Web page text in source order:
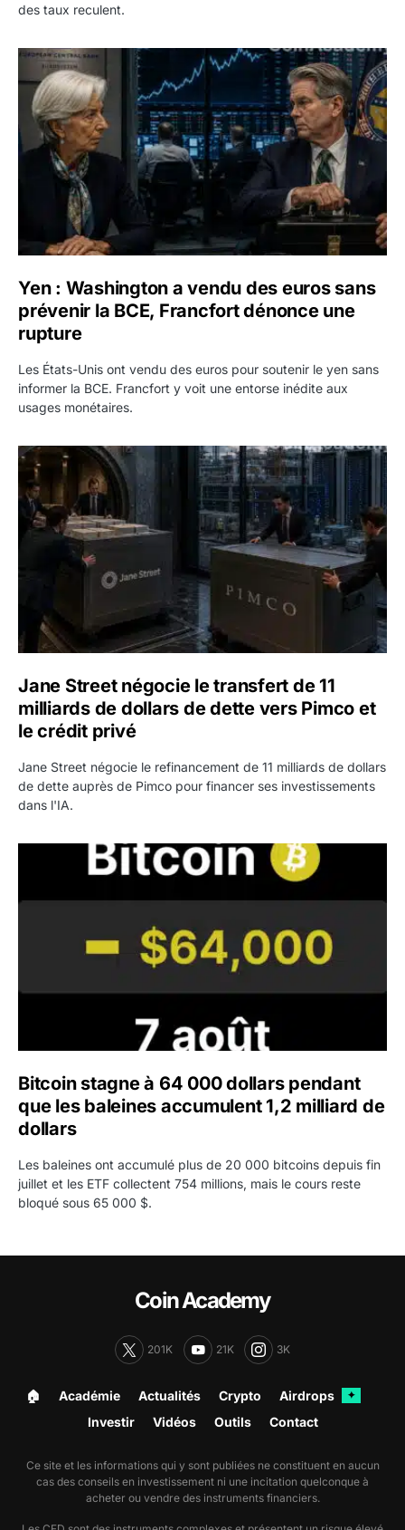
des taux reculent.
Yen : Washington a vendu des euros sans prévenir la
Yen : Washington a vendu des euros sans
prévenir la BCE, Francfort dénonce une
rupture
Les États-Unis ont vendu des euros pour soutenir le yen sans
informer la BCE. Francfort y voit une entorse inédite aux
usages monétaires.
Jane Street négocie le transfert de 11 milliards de
Jane Street négocie le transfert de 11
milliards de dollars de dette vers Pimco et
le crédit privé
Jane Street négocie le refinancement de 11 milliards de dollars
de dette auprès de Pimco pour financer ses investissements
dans l'IA.
Bitcoin stagne à 64 000 dollars pendant que les
Bitcoin stagne à 64 000 dollars pendant
que les baleines accumulent 1,2 milliard de
dollars
Les baleines ont accumulé plus de 20 000 bitcoins depuis fin
juillet et les ETF collectent 754 millions, mais le cours reste
bloqué sous 65 000 $.
Coin Academy
201K 21K 3K
🏠︎ Académie Actualités Crypto Airdrops ✦
Investir Vidéos Outils Contact
Ce site et les informations qui y sont publiées ne constituent en aucun
cas des conseils en investissement ni une incitation quelconque à
acheter ou vendre des instruments financiers.